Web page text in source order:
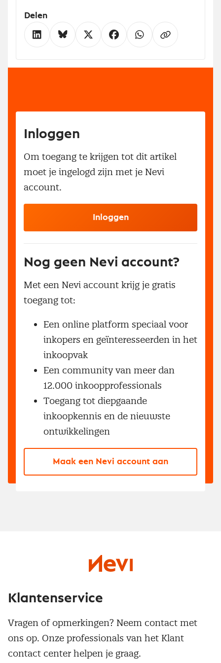
Delen
Inloggen
Om toegang te krijgen tot dit artikel
moet je ingelogd zijn met je Nevi
account.
Inloggen
Nog geen Nevi account?
Met een Nevi account krijg je gratis
toegang tot:
Een online platform speciaal voor
inkopers en geïnteresseerden in het
inkoopvak
Een community van meer dan
12.000 inkoopprofessionals
Toegang tot diepgaande
inkoopkennis en de nieuwste
ontwikkelingen
Maak een Nevi account aan
Klantenservice
Vragen of opmerkingen? Neem contact met
ons op. Onze professionals van het Klant
contact center helpen je graag.